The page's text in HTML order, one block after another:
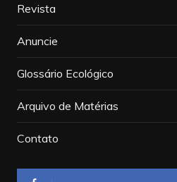
Revista
Anuncie
Glossário Ecológico
Arquivo de Matérias
Contato